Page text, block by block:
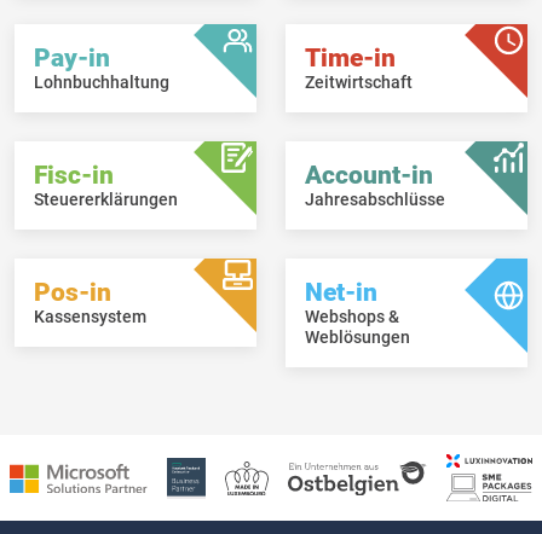
Pay-in
Lohnbuchhaltung
Time-in
Zeitwirtschaft
Fisc-in
Steuererklärungen
Account-in
Jahresabschlüsse
Pos-in
Kassensystem
Net-in
Webshops &
Weblösungen